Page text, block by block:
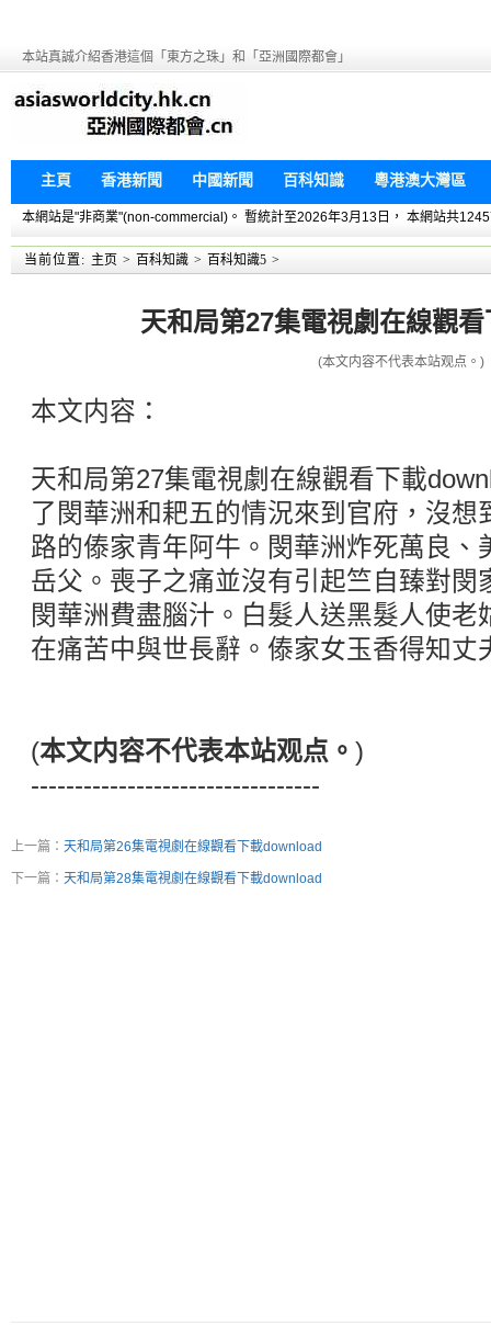
本站真誠介紹香港這個「東方之珠」和「亞洲國際都會」
主頁 香港新聞 中國新聞 百科知識 粵港澳大灣區
本網站是"非商業"(non-commercial)。 暫統計至2026年3月13日， 本網站共
当前位置: 主页 > 百科知識 > 百科知識5 >
天和局第27集電視劇在線觀
(本文内容不代表本站观点。)
本文内容：
天和局第27集電視劇在線觀看下載
了閔華洲和耙五的情況來到官府，沒想
路的傣家青年阿牛。閔華洲炸死萬良、
岳父。喪子之痛並沒有引起竺自臻對閔
閔華洲費盡腦汁。白髮人送黑髮人使老
在痛苦中與世長辭。傣家女玉香得知丈
(本文内容不代表本站观点。 )
---------------------------------
上一篇： 天和局第26集電視劇在線觀看下載download
下一篇： 天和局第28集電視劇在線觀看下載download